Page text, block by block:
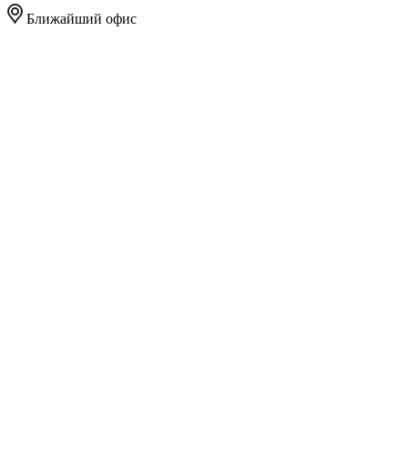
Ближайший офис